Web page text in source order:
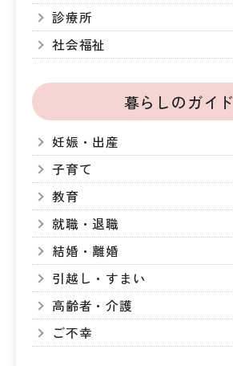
診療所
社会福祉
暮らしのガイド
妊娠・出産
子育て
教育
就職・退職
結婚・離婚
引越し・すまい
高齢者・介護
ご不幸